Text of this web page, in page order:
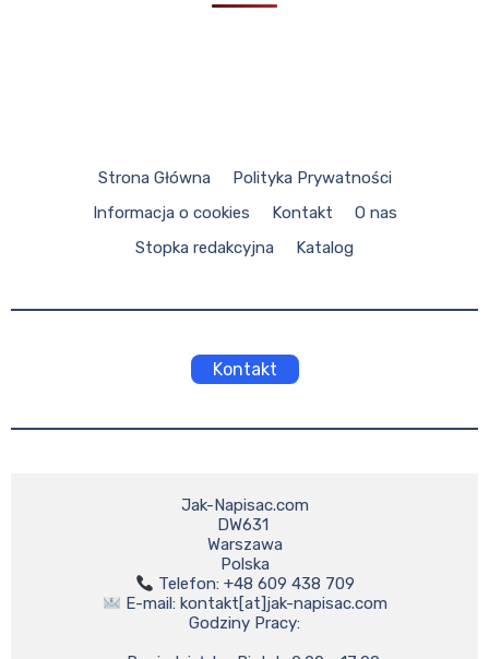
Strona Główna
Polityka Prywatności
Informacja o cookies
Kontakt
O nas
Stopka redakcyjna
Katalog
Kontakt
Jak-Napisac.com
DW631
Warszawa
E-mail: kontakt[at]jak-napisac.com
Godziny Pracy: